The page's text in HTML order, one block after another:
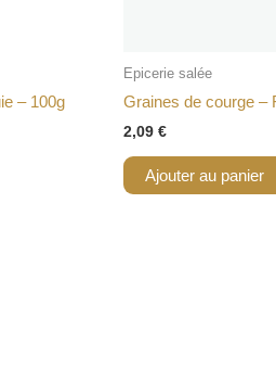
– 100g
Epicerie salée
Graines de courge –
2,09 €
Ajouter au panier